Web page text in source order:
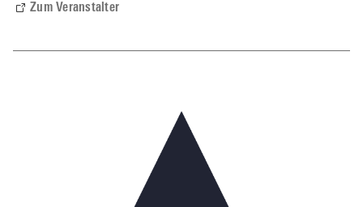
Zum Veranstalter